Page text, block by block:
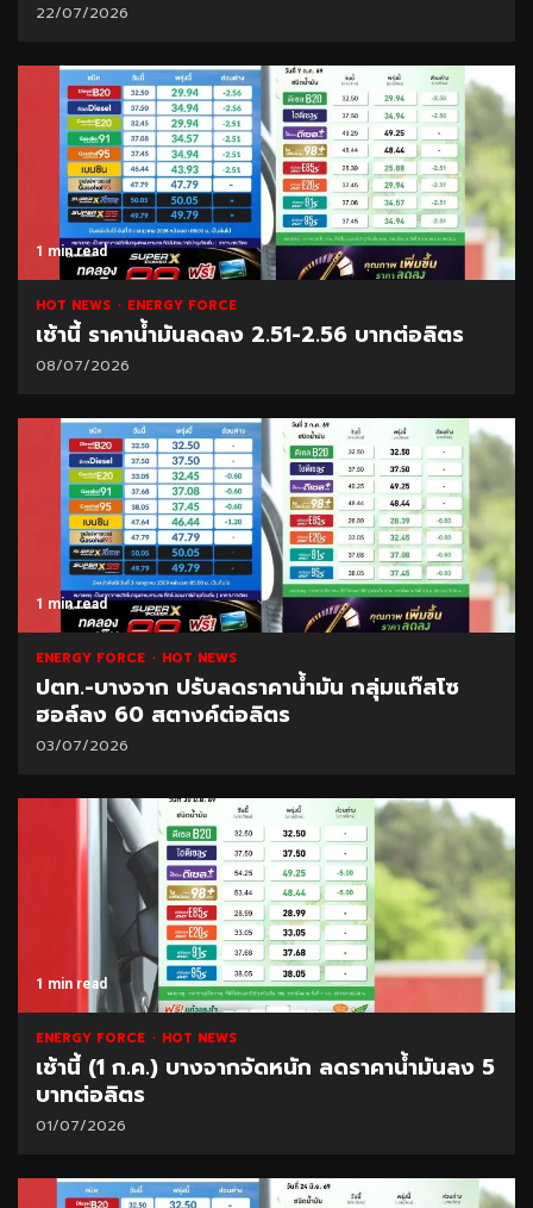
22/07/2026
1 min read
HOT NEWS ENERGY FORCE
เช้านี้ ราคาน้ำมันลดลง 2.51-2.56 บาทต่อลิตร
08/07/2026
1 min read
ENERGY FORCE HOT NEWS
ปตท.-บางจาก ปรับลดราคาน้ำมัน กลุ่มแก๊สโซ
ฮอล์ลง 60 สตางค์ต่อลิตร
03/07/2026
1 min read
ENERGY FORCE HOT NEWS
เช้านี้ (1 ก.ค.) บางจากจัดหนัก ลดราคาน้ำมันลง 5
บาทต่อลิตร
01/07/2026